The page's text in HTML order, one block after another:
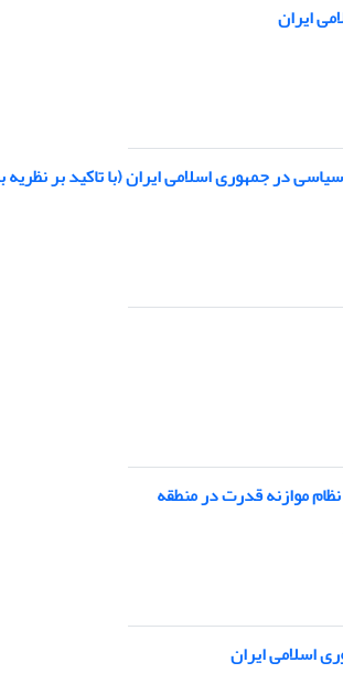
ایران
در جمهوری اسلامی ایران (با تاکید بر
موازنه قدرت در منطقه
اسلامی ایران